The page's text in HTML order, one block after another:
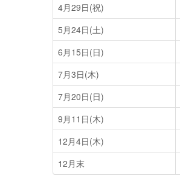
4月29日(祝)
5月24日(土)
6月15日(日)
7月3日(木)
7月20日(日)
9月11日(木)
12月4日(木)
12月末